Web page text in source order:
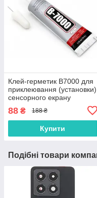
Клей-герметик B7000 для
приклеювання (установки)
сенсорного екрану
(модуля) 15 мл
88 ₴ 188 ₴
Купити
Подібні товари